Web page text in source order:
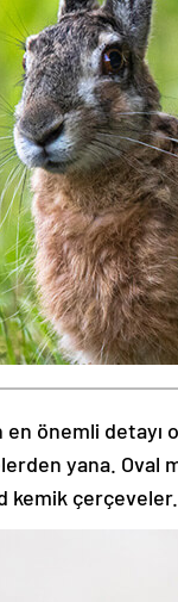
en önemli
yana.
kemik